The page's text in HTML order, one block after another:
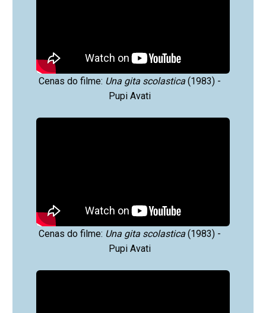
Cenas do filme: Una gita scolastica(1983) -
Pupi Avati
Cenas do filme: Una gita scolastica(1983) -
Pupi Avati